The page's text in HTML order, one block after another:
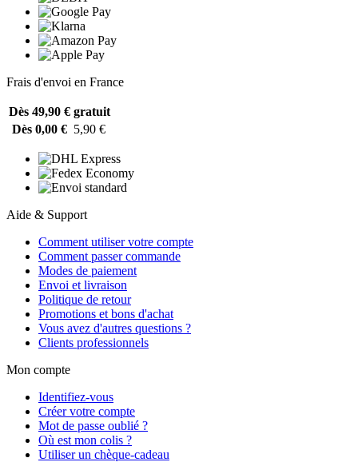
Frais d'envoi en France
Dès 49,90 € gratuit
Dès 0,00 € 5,90 €
Aide & Support
Comment utiliser votre compte
Comment passer commande
Modes de paiement
Envoi et livraison
Politique de retour
Promotions et bons d'achat
Vous avez d'autres questions ?
Clients professionnels
Mon compte
Identifiez-vous
Créer votre compte
Mot de passe oublié ?
Où est mon colis ?
Utiliser un chèque-cadeau